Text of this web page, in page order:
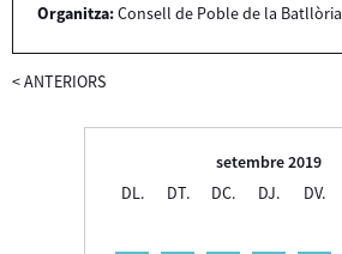
Organitza:Consell de Poble de la Batllòria
<ANTERIORS
setembre 2019
DL.
DT. DC. DJ. DV.